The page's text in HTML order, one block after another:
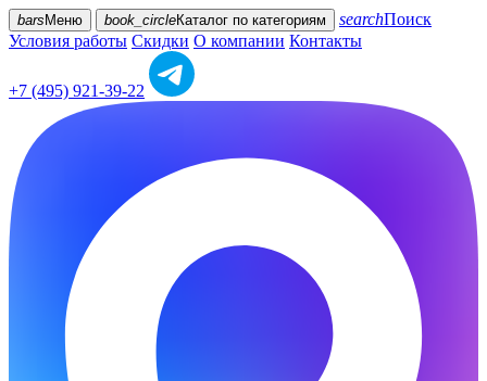
bars Меню book_circleКаталог по категориям searchПоиск
Условия работы Скидки О компании Контакты
+7 (495) 921-39-22